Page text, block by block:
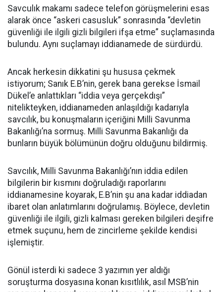
Savculık makamı sadece telefon görüşmelerini esas
alarak önce “askeri casusluk” sonrasında “devletin
güvenliği ile ilgili gizli bilgileri ifşa etme” suçlamasında
bulundu. Aynı suçlamayı iddianamede de sürdürdü.
Ancak herkesin dikkatini şu hususa çekmek
istiyorum; Sanık E.B’nin, gerek bana gerekse İsmail
Dükel’e anlattıkları “iddia veya gerçekdışı”
nitelikteyken, iddianameden anlaşıldığı kadarıyla
savcılık, bu konuşmaların içeriğini Milli Savunma
Bakanlığı’na sormuş. Milli Savunma Bakanlığı da
bunların büyük bölümünün doğru olduğunu bildirmiş.
Savcılık, Milli Savunma Bakanlığı’nın iddia edilen
bilgilerin bir kısmını doğruladığı raporlarını
iddianamesine koyarak, E.B’nin şu ana kadar iddiadan
ibaret olan anlatımlarını doğrulamış. Böylece, devletin
güvenliği ile ilgili, gizli kalması gereken bilgileri deşifre
etmek suçunu, hem de zincirleme şekilde kendisi
işlemiştir.
Gönül isterdi ki sadece 3 yazımın yer aldığı
soruşturma dosyasına konan kısıtlılık, asıl MSB’nin